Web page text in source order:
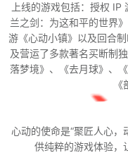
上线的游戏包括：授权 IP
兰之剑：为这和平的世界
游《心动小镇》以及回合
及营运了多款著名买断制
落梦境》、《去月球》、
心动的使命是“聚匠人心
供纯粹的游戏体验，